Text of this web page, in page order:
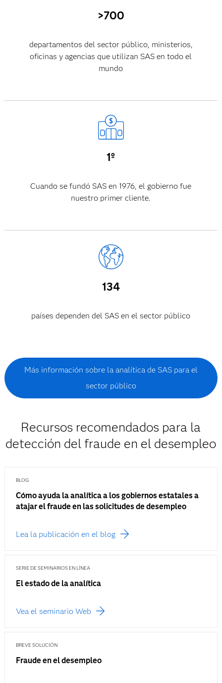
>700
departamentos del sector público, ministerios,
oficinas y agencias que utilizan SAS en todo el
mundo
1º
Cuando se fundó SAS en 1976, el gobierno fue
nuestro primer cliente.
134
países dependen del SAS en el sector público
Más información sobre la analítica de SAS para el
sector público
Recursos recomendados para la
detección del fraude en el desempleo
BLOG
Cómo ayuda la analítica a los gobiernos estatales a
atajar el fraude en las solicitudes de desempleo
Lea la publicación en el blog
SERIE DE SEMINARIOS EN LÍNEA
El estado de la analítica
Vea el seminario Web
BREVE SOLUCIÓN
Fraude en el desempleo